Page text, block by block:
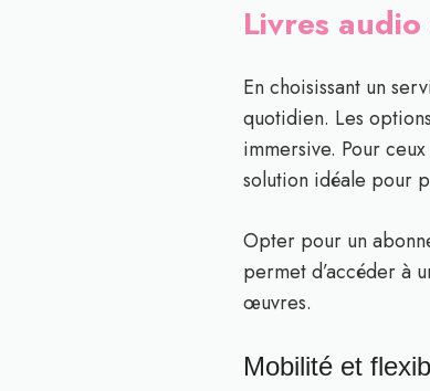
Livres
En choisissant un
quotidien. Les
immersive. Pour
solution idéale pour
Opter pour un
permet d’accéder à
œuvres.
Mobilité et